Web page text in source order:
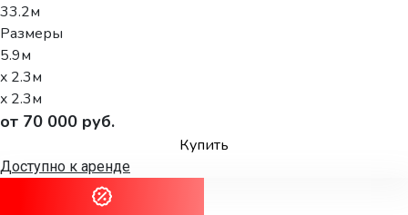
33.2м
Размеры
5.9м
x 2.3м
x 2.3м
от 70 000 руб.
Купить
Доступно к аренде